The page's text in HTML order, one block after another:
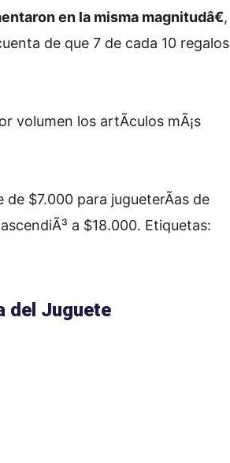
en la misma magnitudâ€,
de que 7 de cada 10 regalos
volumen los artÃ­culos mÃ¡s
$7.000 para jugueterÃ­as de
a $18.000. Etiquetas:
del Juguete